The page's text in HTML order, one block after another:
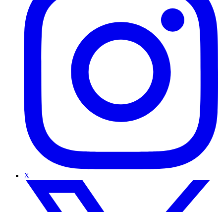
X